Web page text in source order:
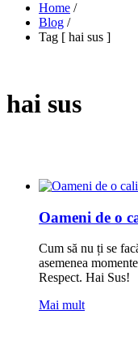
Home /
Blog /
Tag [ hai sus ]
hai sus
Oameni de o
Cum să nu ți se
asemenea
Respect. Hai Sus!
Mai mult